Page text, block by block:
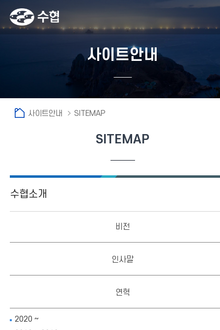
사이트안내
사이트안내 SITEMAP
SITEMAP
fnctId=sitemenu,menuViewType=tab
fnctId=sitemap,fnctNo=0
수협소개
비전
인사말
연혁
2020 ~